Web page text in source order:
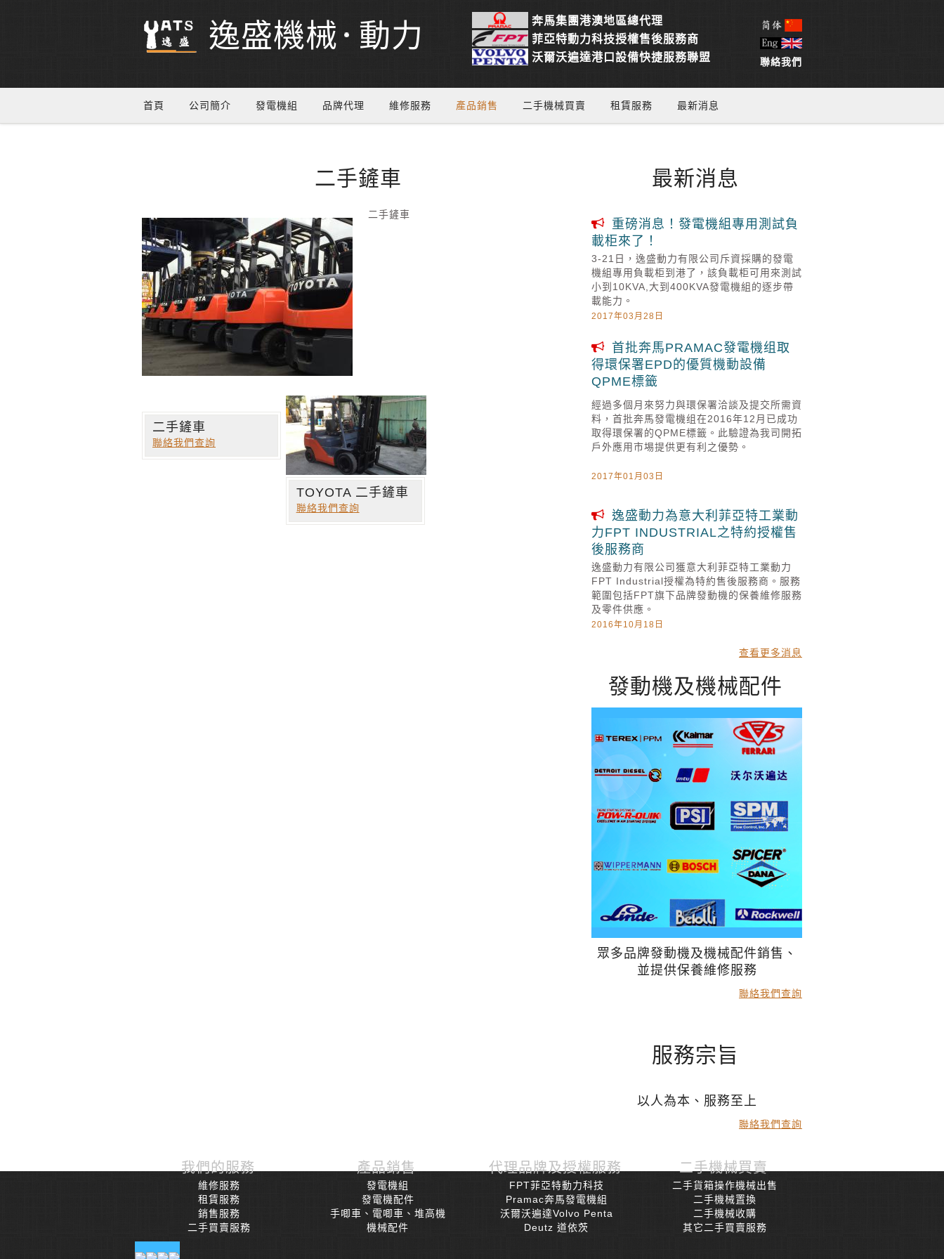
逸盛機械 動力
奔馬集團港澳地區總代理
菲亞特動力科技授權售後服務商
沃爾沃遍達港口設備快捷服務聯盟
聯絡我們
首頁 公司簡介 發電機組 品牌代理 維修服務 產品銷售 二手機械買賣 租賃服務 最新消息
二手鏟車
二手鏟車
二手鏟車
聯絡我們查詢
TOYOTA 二手鏟車
聯絡我們查詢
最新消息
重磅消息！發電機組專用測試負
載柜來了！
3-21日，逸盛動力有限公司斥資採購的發電
機組專用負載柜到港了，該負載柜可用來測試
小到10KVA,大到400KVA發電機組的逐步帶
載能力。
2017年03月28日
首批奔馬PRAMAC發電機组取
得環保署EPD的優質機動設備
QPME標籤
經過多個月來努力與環保署洽談及提交所需資
料，首批奔馬發電機组在2016年12月已成功
取得環保署的QPME標籤。此驗證為我司開拓
戶外應用市埸提供更有利之優勢。
2017年01月03日
逸盛動力為意大利菲亞特工業動
力FPT INDUSTRIAL之特約授權售
後服務商
逸盛動力有限公司獲意大利菲亞特工業動力
FPT Industrial授權為特約售後服務商。服務
範圍包括FPT旗下品牌發動機的保養維修服務
及零件供應。
2016年10月18日
查看更多消息
發動機及機械配件
眾多品牌發動機及機械配件銷售、
並提供保養維修服務
聯絡我們查詢
服務宗旨
以人為本、服務至上
聯絡我們查詢
我們的服務
維修服務
租賃服務
銷售服務
二手買賣服務
產品銷售
發電機組
發電機配件
手唧車、電唧車、堆高機
機械配件
代理品牌及授權服務
FPT菲亞特動力科技
Pramac奔馬發電機組
沃爾沃遍達Volvo Penta
Deutz 道依茨
二手機械買賣
二手貨箱操作機械出售
二手機械置換
二手機械收購
其它二手買賣服務